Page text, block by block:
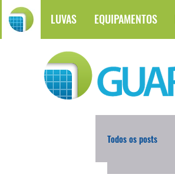
LUVAS EQUIPAMENTOS
Todos os posts